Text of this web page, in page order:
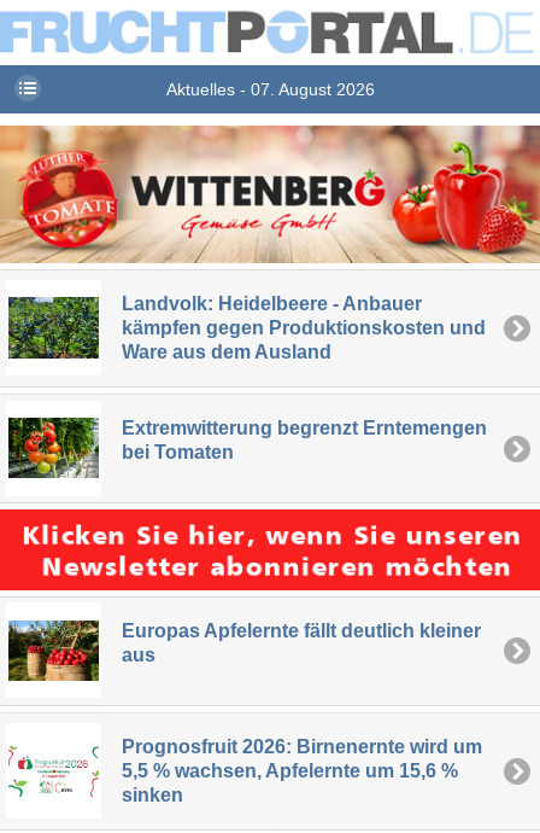
Aktuelles - 07. August 2026
Landvolk: Heidelbeere - Anbauer
kämpfen gegen Produktionskosten und
Ware aus dem Ausland
Extremwitterung begrenzt Erntemengen
bei Tomaten
Europas Apfelernte fällt deutlich kleiner
aus
Prognosfruit 2026: Birnenernte wird um
5,5 % wachsen, Apfelernte um 15,6 %
sinken